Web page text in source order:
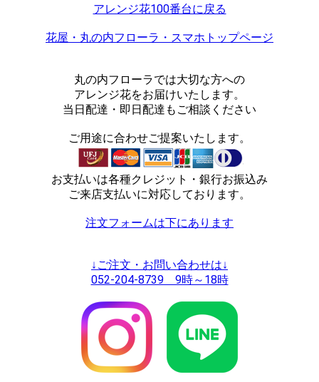
アレンジ花100番台に戻る
花屋・丸の内フローラ・スマホトップページ
丸の内フローラでは大切な方への
アレンジ花をお届けいたします。
当日配達・即日配達もご相談ください
ご用途に合わせご提案いたします。
お支払いは各種クレジット・銀行お振込み
ご来店支払いに対応しております。
注文フォームは下にあります
↓ご注文・お問い合わせは↓
052-204-8739 9時～18時